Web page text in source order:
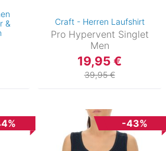
&
Craft - Herren Laufshirt
Pro Hypervent Singlet
Men
19,95 €
39,95 €
-43%